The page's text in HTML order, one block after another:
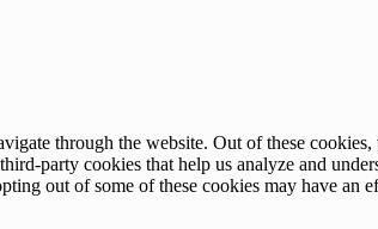
through the website. Out of these
party cookies that help us analyze and
out of some of these cookies may have an